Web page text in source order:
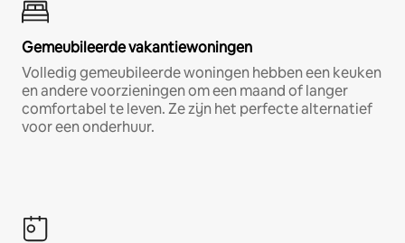
Gemeubileerde vakantiewoningen
Volledig gemeubileerde woningen hebben een keuken
en andere voorzieningen om een maand of langer
comfortabel te leven. Ze zijn het perfecte alternatief
voor een onderhuur.